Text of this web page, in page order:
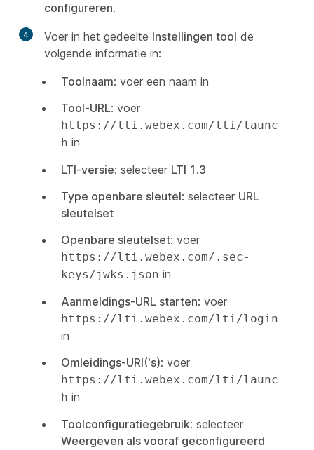
configureren.
4 Voer in het gedeelte Instellingen tool de
volgende informatie in:
Toolnaam: voer een naam in
Tool-URL: voer
https://lti.webex.com/lti/launc
h in
LTI-versie: selecteer LTI 1.3
Type openbare sleutel: selecteer URL
sleutelset
Openbare sleutelset: voer
https://lti.webex.com/.sec-
keys/jwks.json in
Aanmeldings-URL starten: voer
https://lti.webex.com/lti/login
in
Omleidings-URI('s): voer
https://lti.webex.com/lti/launc
h in
Toolconfiguratiegebruik: selecteer
Weergeven als vooraf geconfigureerd